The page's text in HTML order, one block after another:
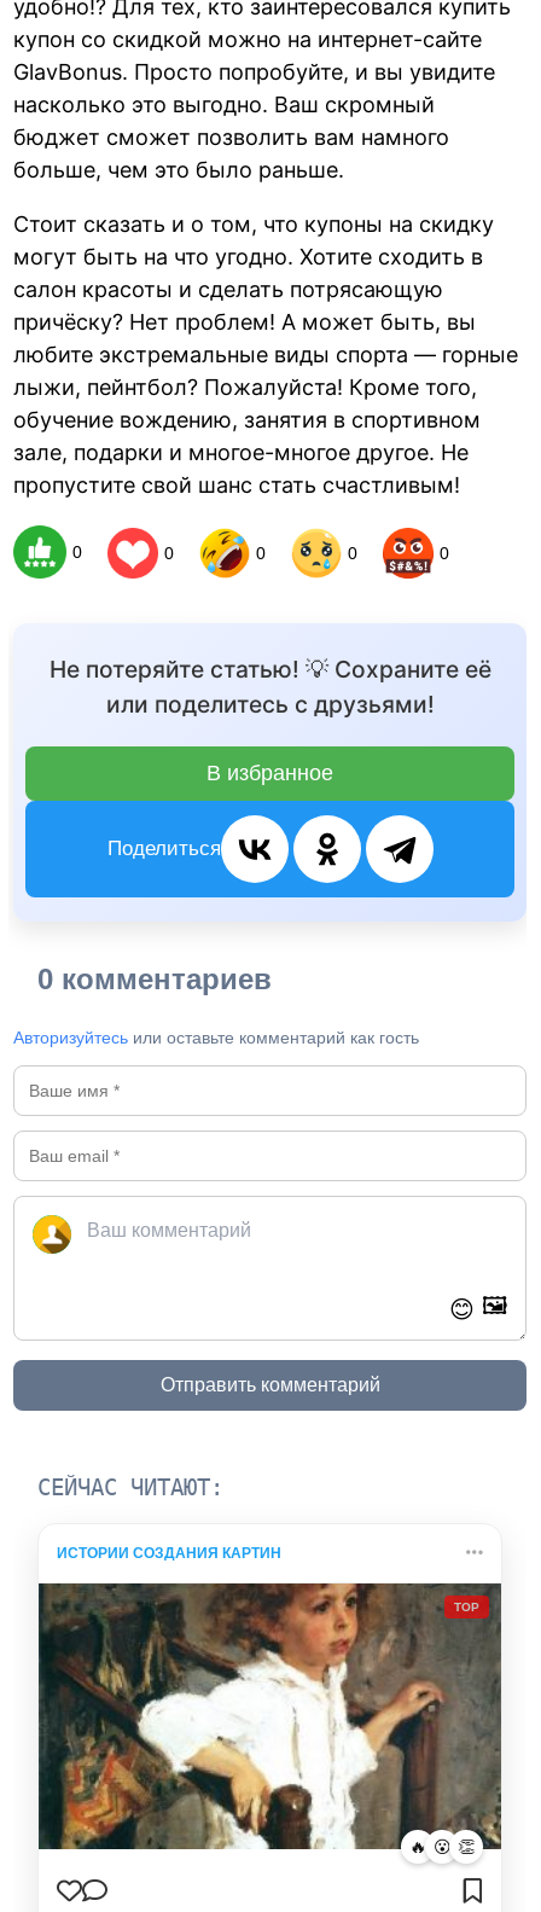
удобно!? Для тех, кто заинтересовался купить
купон со скидкой можно на интернет-сайте
GlavBonus. Просто попробуйте, и вы увидите
насколько это выгодно. Ваш скромный
бюджет сможет позволить вам намного
больше, чем это было раньше.
Стоит сказать и о том, что купоны на скидку
могут быть на что угодно. Хотите сходить в
салон красоты и сделать потрясающую
причёску? Нет проблем! А может быть, вы
любите экстремальные виды спорта — горные
лыжи, пейнтбол? Пожалуйста! Кроме того,
обучение вождению, занятия в спортивном
зале, подарки и многое-многое другое. Не
пропустите свой шанс стать счастливым!
0 0 0 0 0
Не потеряйте статью! 💡 Сохраните её
или поделитесь с друзьями!
В избранное
Поделиться
0 комментариев
Авторизуйтесь или оставьте комментарий как гость
😊 🖼️
Отправить комментарий
СЕЙЧАС ЧИТАЮТ:
ИСТОРИИ СОЗДАНИЯ КАРТИН
TOP
🔥 😮 👏